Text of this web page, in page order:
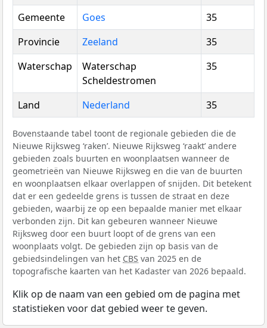
Gemeente Goes
35
Provincie
Zeeland
35
Waterschap
Waterschap
Scheldestromen
35
Land Nederland 35
Bovenstaande tabel toont de regionale gebieden die de
Nieuwe Rijksweg ‘raken’. Nieuwe Rijksweg ‘raakt’ andere
gebieden zoals buurten en woonplaatsen wanneer de
geometrieën van Nieuwe Rijksweg en die van de buurten
en woonplaatsen elkaar overlappen of snijden. Dit betekent
dat er een gedeelde grens is tussen de straat en deze
gebieden, waarbij ze op een bepaalde manier met elkaar
verbonden zijn. Dit kan gebeuren wanneer Nieuwe
Rijksweg door een buurt loopt of de grens van een
woonplaats volgt. De gebieden zijn op basis van de
gebiedsindelingen van het CBS van 2025 en de
topografische kaarten van het Kadaster van 2026 bepaald.
Klik op de naam van een gebied om de pagina met
statistieken voor dat gebied weer te geven.